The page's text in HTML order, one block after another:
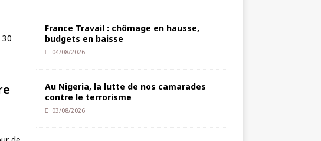
30
France Travail : chômage en hausse,
budgets en baisse
04/08/2026
Au Nigeria, la lutte de nos camarades
contre le terrorisme
03/08/2026